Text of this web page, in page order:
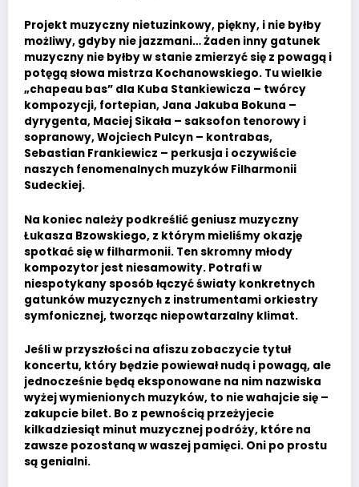
Projekt muzyczny nietuzinkowy, piękny, i nie byłby
możliwy, gdyby nie jazzmani… Żaden inny gatunek
muzyczny nie byłby w stanie zmierzyć się z powagą i
potęgą słowa mistrza Kochanowskiego. Tu wielkie
„chapeau bas” dla Kuba Stankiewicza – twórcy
kompozycji, fortepian, Jana Jakuba Bokuna –
dyrygenta, Maciej Sikała – saksofon tenorowy i
sopranowy, Wojciech Pulcyn – kontrabas,
Sebastian Frankiewicz – perkusja i oczywiście
naszych fenomenalnych muzyków Filharmonii
Sudeckiej.
Na koniec należy podkreślić geniusz muzyczny
Łukasza Bzowskiego, z którym mieliśmy okazję
spotkać się w filharmonii. Ten skromny młody
kompozytor jest niesamowity. Potrafi w
niespotykany sposób łączyć światy konkretnych
gatunków muzycznych z instrumentami orkiestry
symfonicznej, tworząc niepowtarzalny klimat.
Jeśli w przyszłości na afiszu zobaczycie tytuł
koncertu, który będzie powiewał nudą i powagą, ale
jednocześnie będą eksponowane na nim nazwiska
wyżej wymienionych muzyków, to nie wahajcie się –
zakupcie bilet. Bo z pewnością przeżyjecie
kilkadziesiąt minut muzycznej podróży, które na
zawsze pozostaną w waszej pamięci. Oni po prostu
są genialni.